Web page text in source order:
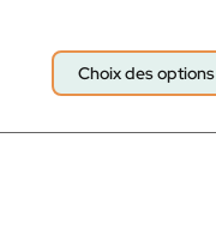
Choix des options